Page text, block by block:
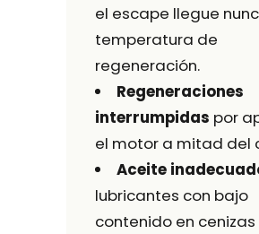
el escape llegue
temperatura de
regeneración.
Regeneraciones
interrumpidas por
el motor a mitad del
Aceite
lubricantes con bajo
contenido en cenizas